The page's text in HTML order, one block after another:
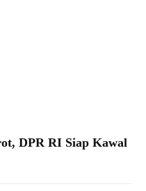
DPR RI Siap Kawal